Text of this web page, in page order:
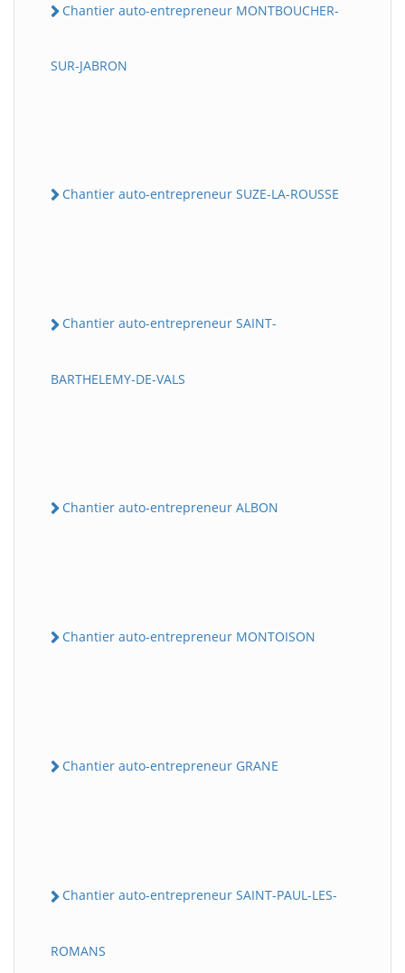
Chantier auto-entrepreneur MONTBOUCHER-
SUR-JABRON
Chantier auto-entrepreneur SUZE-LA-ROUSSE
Chantier auto-entrepreneur SAINT-
BARTHELEMY-DE-VALS
Chantier auto-entrepreneur ALBON
Chantier auto-entrepreneur MONTOISON
Chantier auto-entrepreneur GRANE
Chantier auto-entrepreneur SAINT-PAUL-LES-
ROMANS